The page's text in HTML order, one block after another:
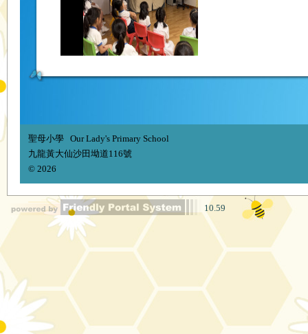
聖母小學 Our Lady's Primary School
九龍黃大仙沙田坳道116號
© 2026
10.59